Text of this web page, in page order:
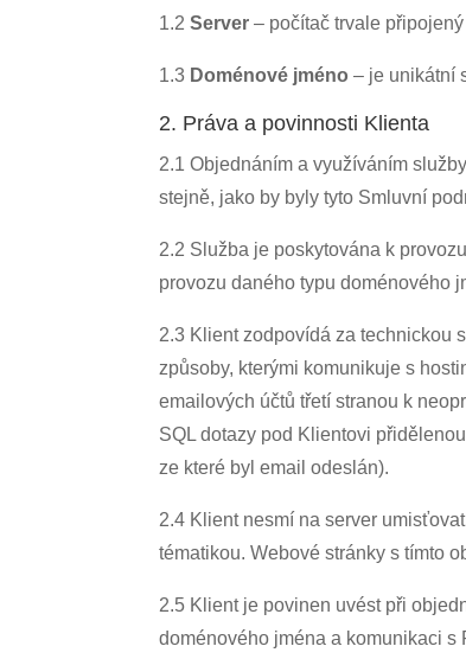
1.2Server – počítač trvale
1.3 Doménové jméno – je unikátní
2. Práva a povinnosti Klienta
2.1 Objednáním a využíváním
stejně, jako by byly tyto Smluvní
2.2 Služba je poskytována k
provozu daného typu doménového
2.3 Klient zodpovídá za technickou
způsoby, kterými komunikuje s
emailových účtů třetí stranou k
SQL dotazy pod Klientovi
ze které byl email odeslán).
2.4 Klient nesmí na server
tématikou. Webové stránky s tímto
2.5 Klient je povinen uvést při
doménového jména a komunikaci